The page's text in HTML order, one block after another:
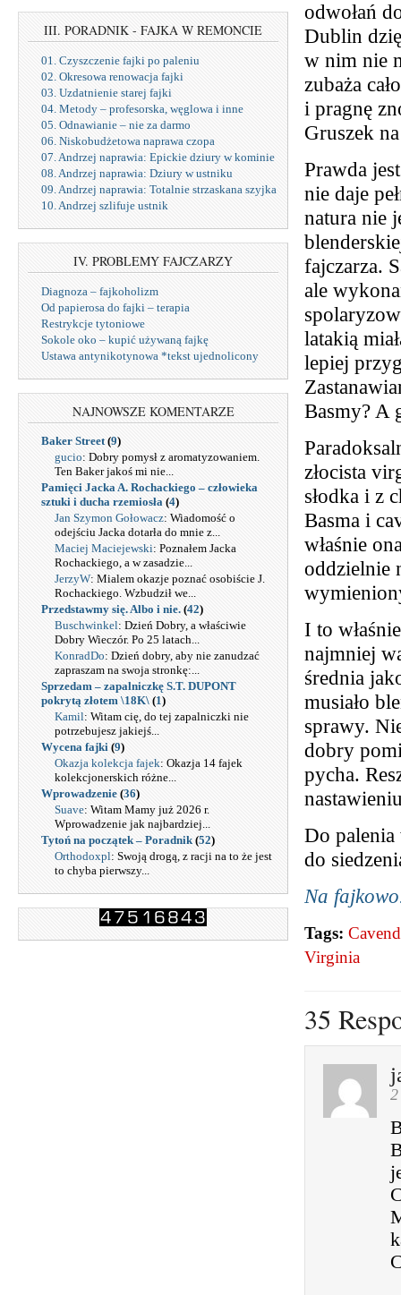
III. PORADNIK - FAJKA W REMONCIE
01. Czyszczenie fajki po paleniu
02. Okresowa renowacja fajki
03. Uzdatnienie starej fajki
04. Metody – profesorska, węglowa i inne
05. Odnawianie – nie za darmo
06. Niskobudżetowa naprawa czopa
07. Andrzej naprawia: Epickie dziury w kominie
08. Andrzej naprawia: Dziury w ustniku
09. Andrzej naprawia: Totalnie strzaskana szyjka
10. Andrzej szlifuje ustnik
IV. PROBLEMY FAJCZARZY
Diagnoza – fajkoholizm
Od papierosa do fajki – terapia
Restrykcje tytoniowe
Sokole oko – kupić używaną fajkę
Ustawa antynikotynowa *tekst ujednolicony
NAJNOWSZE KOMENTARZE
Baker Street(9)
gucio: Dobry pomysł z aromatyzowaniem.
Ten Baker jakoś mi nie...
Pamięci Jacka A. Rochackiego – człowieka
sztuki i ducha rzemiosła (4)
Jan Szymon Gołowacz: Wiadomość o
odejściu Jacka dotarła do mnie z...
Maciej Maciejewski: Poznałem Jacka
Rochackiego, a w zasadzie...
JerzyW: Mialem okazje poznać osobiście J.
Rochackiego. Wzbudził we...
Przedstawmy się. Albo i nie. (42)
Buschwinkel: Dzień Dobry, a właściwie
Dobry Wieczór. Po 25 latach...
KonradDo: Dzień dobry, aby nie zanudzać
zapraszam na swoja stronkę:...
Sprzedam – zapalniczkę S.T. DUPONT
pokrytą złotem \18K\ (1)
Kamil: Witam cię, do tej zapalniczki nie
potrzebujesz jakiejś...
Wycena fajki (9)
Okazja kolekcja fajek: Okazja 14 fajek
kolekcjonerskich różne...
Wprowadzenie (36)
Suave: Witam Mamy już 2026 r.
Wprowadzenie jak najbardziej...
Tytoń na początek – Poradnik (52)
Orthodoxpl: Swoją drogą, z racji na to że jest
to chyba pierwszy...
odwołań
Dublin
w nim nie
zubaża
i pragnę
Gruszek
Prawda
nie daje
natura nie
fajczarza.
ale
latakią
lepiej
Basmy? A
złocista
słodka i z
Basma i
właśnie
oddzielnie
I to
najmniej
średnia
musiało
sprawy.
dobry
pycha.
Do palenia
do
Na
Tags:
Virginia
35